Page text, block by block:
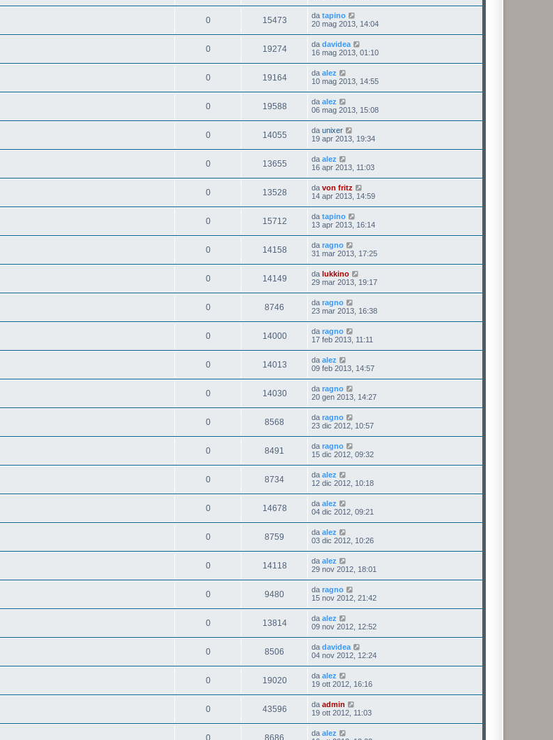
0 15473 da tapino
20 mag 2013, 14:04
0 19274 da davidea
16 mag 2013, 01:10
0 19164 da alez
10 mag 2013, 14:55
0 19588 da alez
06 mag 2013, 15:08
0 14055 da unixer
19 apr 2013, 19:34
0 13655 da alez
16 apr 2013, 11:03
0 13528 da von fritz
14 apr 2013, 14:59
0 15712 da tapino
13 apr 2013, 16:14
0 14158 da ragno
31 mar 2013, 17:25
0 14149 da lukkino
29 mar 2013, 19:17
0 8746 da ragno
23 mar 2013, 16:38
0 14000 da ragno
17 feb 2013, 11:11
0 14013 da alez
09 feb 2013, 14:57
0 14030 da ragno
20 gen 2013, 14:27
0 8568 da ragno
23 dic 2012, 10:57
0 8491 da ragno
15 dic 2012, 09:32
0 8734 da alez
12 dic 2012, 10:18
0 14678 da alez
04 dic 2012, 09:21
0 8759 da alez
03 dic 2012, 10:26
0 14118 da alez
29 nov 2012, 18:01
0 9480 da ragno
15 nov 2012, 21:42
0 13814 da alez
09 nov 2012, 12:52
0 8506 da davidea
04 nov 2012, 12:24
0 19020 da alez
19 ott 2012, 16:16
0 43596 da admin
19 ott 2012, 11:03
0 8686 da alez